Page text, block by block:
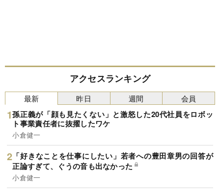
アクセスランキング
最新
孫正義が「顔も見たくない」と激怒した20代社員をロボッ
ト事業責任者に抜擢したワケ
小倉健一
「好きなことを仕事にしたい」若者への豊田章男の回答が
正論すぎて、ぐうの音も出なかった
小倉健一
昨日 週間 会員